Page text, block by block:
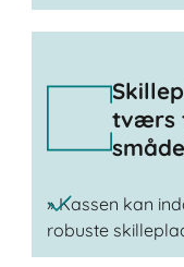
tværs
» Kassen kan
robuste